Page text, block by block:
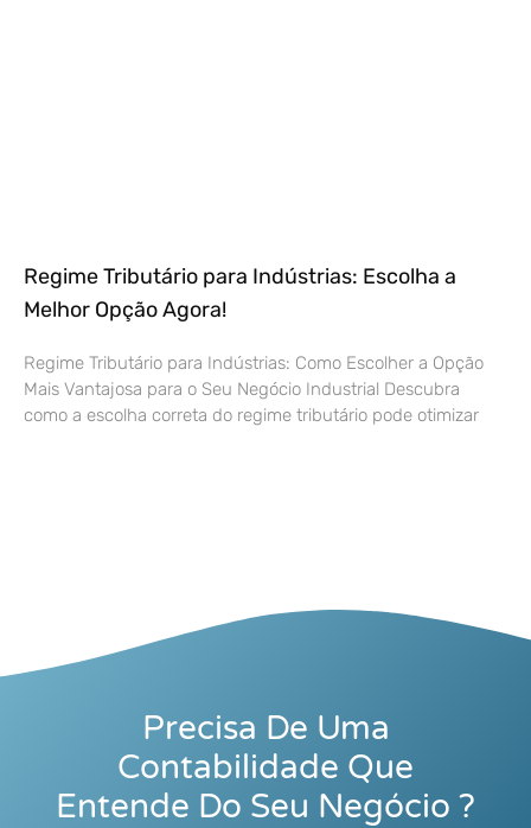
Regime Tributário para Indústrias: Escolha a
Melhor Opção Agora!
Regime Tributário para Indústrias: Como Escolher a Opção
Mais Vantajosa para o Seu Negócio Industrial Descubra
como a escolha correta do regime tributário pode otimizar
Precisa De Uma
Contabilidade Que
Entende Do Seu Negócio ?